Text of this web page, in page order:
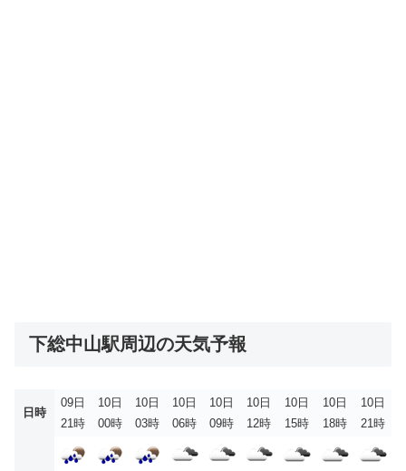
下総中山駅周辺の天気予報
日時
09日
21時
10日
00時
10日
03時
10日
06時
10日
09時
10日
12時
10日
15時
10日
18時
10日
21時